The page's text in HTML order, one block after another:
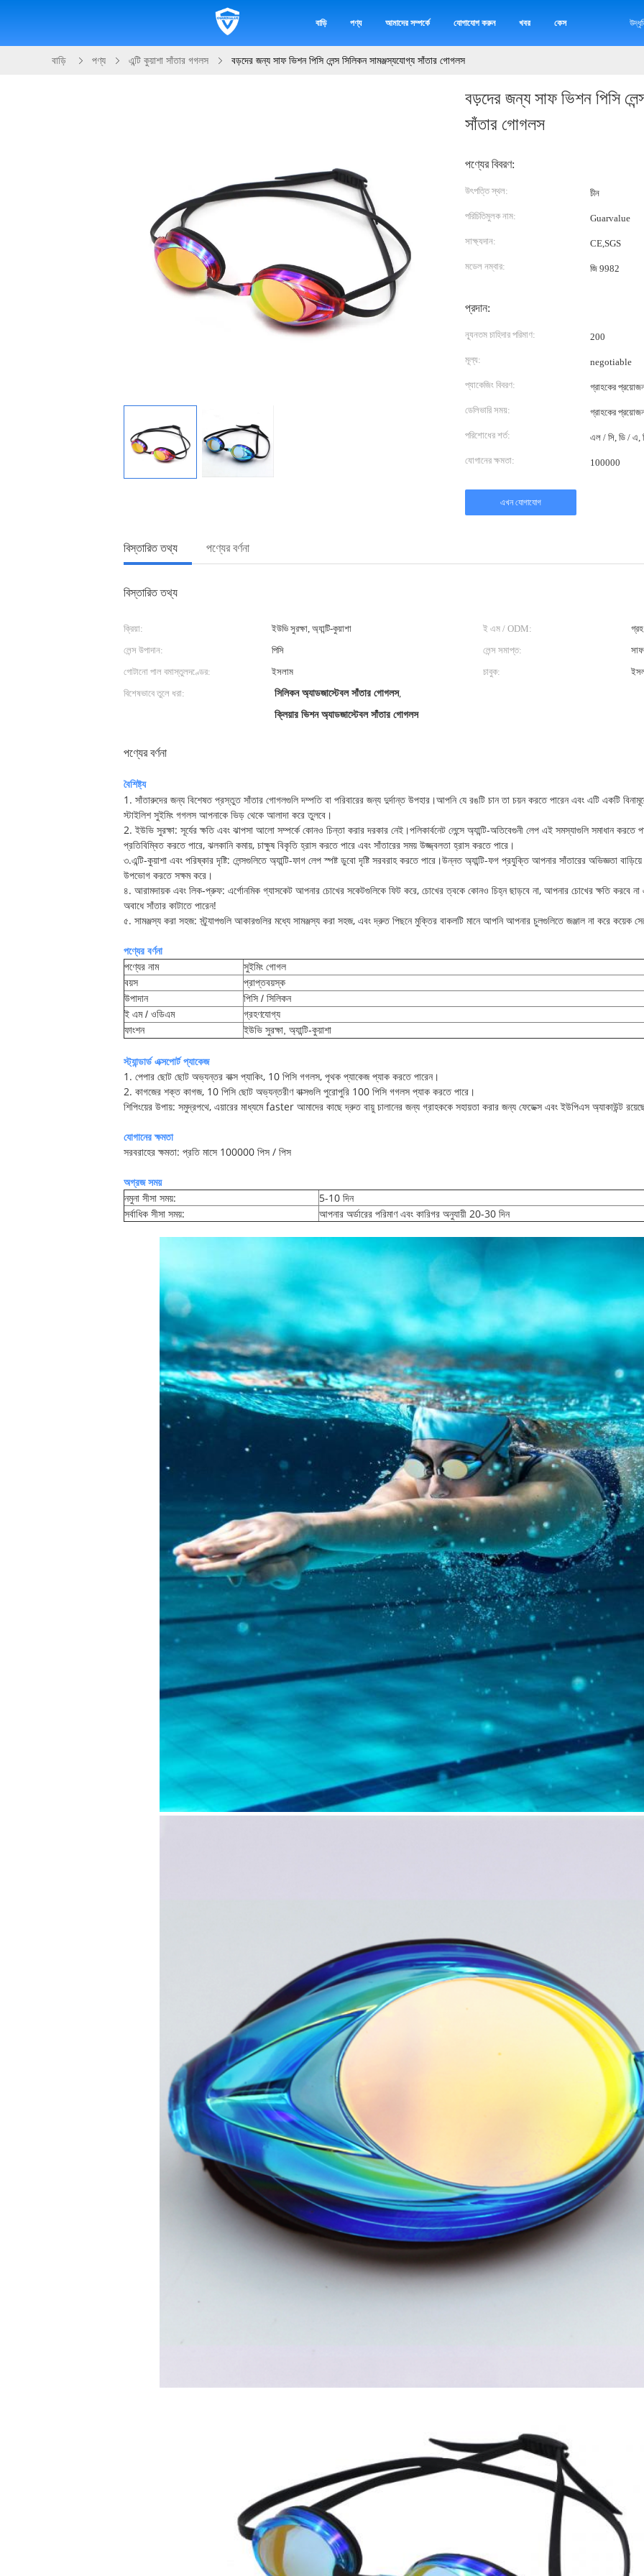
বাড়ি পণ্য আমাদের সম্পর্কে যোগাযোগ করুন খবর কেস
বাড়ি পণ্য এন্টি কুয়াশা সাঁতার গগলস বড়দের জন্য সাফ ভিশন পিসি লেন্স সিলিকন সামঞ্জস্যযোগ্য সাঁতার গোগলস
বড়দের জন্য সাফ ভিশন পিসি
সাঁতার গোগলস
পণ্যের বিবরণ:
উৎপত্তি স্থল: চীন
পরিচিতিমুলক নাম: Guarvalue
সাক্ষ্যদান: CE,SGS
মডেল নম্বার: জি 9982
প্রদান:
ন্যূনতম চাহিদার পরিমাণ: 200
মূল্য: negotiable
প্যাকেজিং বিবরণ: গ্রাহকের
ডেলিভারি সময়: গ্রাহকের
পরিশোধের শর্ত: এল / সি, ডি / এ,
যোগানের ক্ষমতা: 100000
এখন যোগাযোগ
বিস্তারিত তথ্য পণ্যের বর্ণনা
বিস্তারিত তথ্য
ক্রিয়া: ইউভি সুরক্ষা, অ্যান্টি-কুয়াশা ই এম / ODM:
লেন্স উপাদান:
পিসি লেন্স সমাপ্ত:
গোটানো পাল বমাস্তুলদণ্ডের:
ইসলাম চাবুক:
বিশেষভাবে তুলে ধরা:
সিলিকন অ্যাডজাস্টেবল সাঁতার গোগলস,
ক্লিয়ার ভিশন অ্যাডজাস্টেবল সাঁতার গোগলস
পণ্যের বর্ণনা
বৈশিষ্ট্য
1. সাঁতারুদের জন্য বিশেষত প্রস্তুত সাঁতার গোগলগুলি দম্পতি বা পরিবারের জন্য দুর্দান্ত উপহার।আপনি যে রঙটি চান তা চয়ন করতে পারেন এবং এটি একটি
স্টাইলিশ সুইমিং গগলস আপনাকে ভিড় থেকে আলাদা করে তুলবে।
2. ইউভি সুরক্ষা: সূর্যের ক্ষতি এবং ঝাপসা আলো সম্পর্কে কোনও চিন্তা করার দরকার নেই।পলিকার্বনেট লেন্সে অ্যান্টি-অতিবেগুনী লেপ এই সমস্যাগুলি সমাধান করতে
প্রতিবিম্বিত করতে পারে, ঝলকানি কমায়, চাক্ষুষ বিকৃতি হ্রাস করতে পারে এবং সাঁতারের সময় উজ্জ্বলতা হ্রাস করতে পারে।
৩.এন্টি-কুয়াশা এবং পরিষ্কার দৃষ্টি: লেন্সগুলিতে অ্যান্টি-ফাগ লেপ স্পষ্ট ডুবো দৃষ্টি সরবরাহ করতে পারে।উন্নত অ্যান্টি-ফগ প্রযুক্তি আপনার সাঁতারের অভিজ্ঞতা
উপভোগ করতে সক্ষম করে।
৪. আরামদায়ক এবং লিক-প্রুফ: এর্গোনমিক গ্যাসকেট আপনার চোখের সকেটগুলিকে ফিট করে, চোখের ত্বকে কোনও চিহ্ন ছাড়বে না, আপনার চোখের ক্ষতি করবে
অবাধে সাঁতার কাটাতে পারেন!
৫. সামঞ্জস্য করা সহজ: স্ট্র্যাপগুলি আকারগুলির মধ্যে সামঞ্জস্য করা সহজ, এবং দ্রুত পিছনে মুক্তির বাকলটি মানে আপনি আপনার চুলগুলিতে জঞ্জাল না করে কয়েক
পণ্যের বর্ণনা
পণ্যের নাম
সুইমিং গোগল
বয়স
প্রাপ্তবয়স্ক
উপাদান
পিসি / সিলিকন
ই এম / ওডিএম
গ্রহণযোগ্য
ফাংশন
ইউভি সুরক্ষা, অ্যান্টি-কুয়াশা
স্ট্যান্ডার্ড এক্সপোর্ট প্যাকেজ
1. পেপার ছোট ছোট অভ্যন্তর বাক্স প্যাকিং, 10 পিসি গগলস, পৃথক প্যাকেজ প্যাক করতে পারেন।
2. কাগজের শক্ত কাগজ, 10 পিসি ছোট অভ্যন্তরীণ বাক্সগুলি পুরোপুরি 100 পিসি গগলস প্যাক করতে পারে।
শিপিংয়ের উপায়: সমুদ্রপথে, এয়ারের মাধ্যমে faster আমাদের কাছে দ্রুত বায়ু চালানের জন্য গ্রাহককে সহায়তা করার জন্য ফেডেক্স এবং ইউপিএস অ্যাকাউন্ট
যোগানের ক্ষমতা
সরবরাহের ক্ষমতা: প্রতি মাসে 100000 পিস / পিস
অগ্রজ সময়
নমুনা সীসা সময়:
5-10 দিন
সর্বাধিক সীসা সময়:
আপনার অর্ডারের পরিমাণ এবং কারিগর অনুযায়ী 20-30 দিন